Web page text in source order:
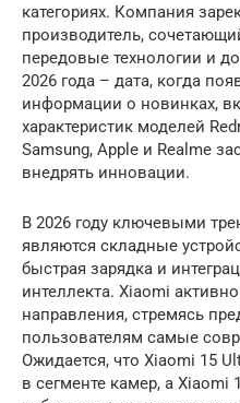
категориях. Компания
производитель,
передовые технологии и
2026 года – дата, когда
информации о новинках,
характеристик моделей
Samsung, Apple и Realme
внедрять инновации.
В 2026 году ключевыми
являются складные
быстрая зарядка и
интеллекта. Xiaomi
направления, стремясь
пользователям самые
Ожидается, что Xiaomi 15
в сегменте камер, а Xiaomi